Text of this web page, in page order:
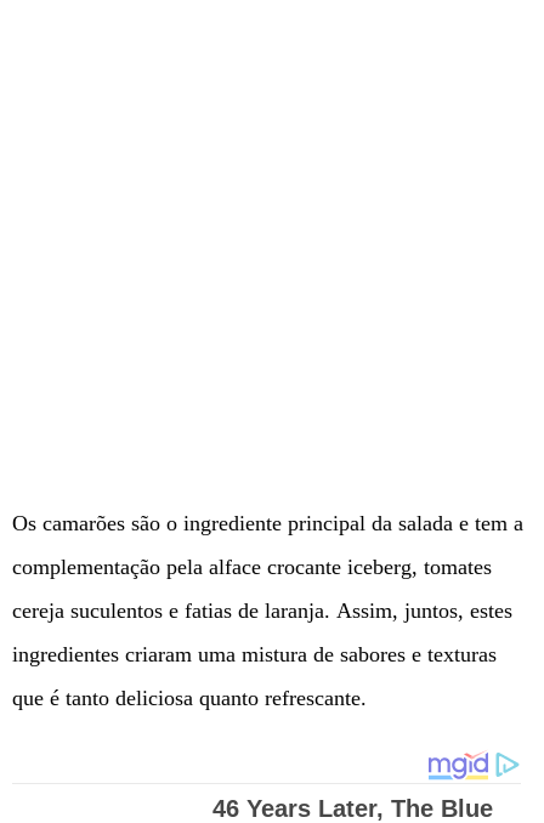
Os camarões são o ingrediente principal da salada e tem a
complementação pela alface crocante iceberg, tomates
cereja suculentos e fatias de laranja. Assim, juntos, estes
ingredientes criaram uma mistura de sabores e texturas
que é tanto deliciosa quanto refrescante.